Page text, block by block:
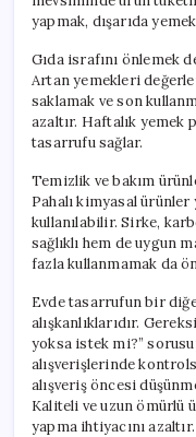
yapmak, dışarıda
Gıda israfını önlemek
Artan yemekleri
saklamak ve son
azaltır. Haftalık yemek
tasarrufu sağlar.
Temizlik ve bakım
Pahalı kimyasal
kullanılabilir. Sirke,
sağlıklı hem de uygun
fazla kullanmamak da
Evde tasarrufun bir
alışkanlıklarıdır.
yoksa istek mi?”
alışverişlerinde
alışveriş öncesi
Kaliteli ve uzun ömürlü
yapma ihtiyacını azaltır.